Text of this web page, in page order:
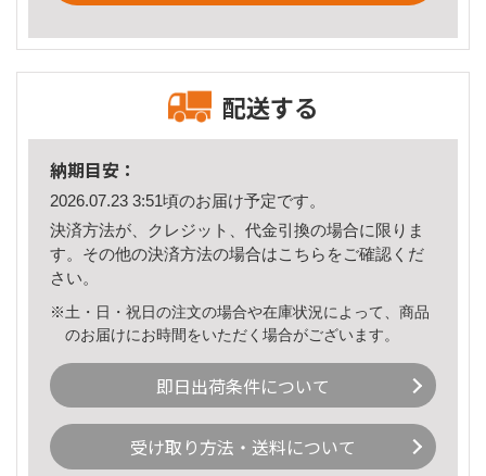
配送する
納期目安：
2026.07.23 3:51頃のお届け予定です。
決済方法が、クレジット、代金引換の場合に限りま
す。その他の決済方法の場合はこちら をご確認くだ
さい。
※土・日・祝日の注文の場合や在庫状況によって、商品
のお届けにお時間をいただく場合がございます。
即日出荷条件について
受け取り方法・送料について